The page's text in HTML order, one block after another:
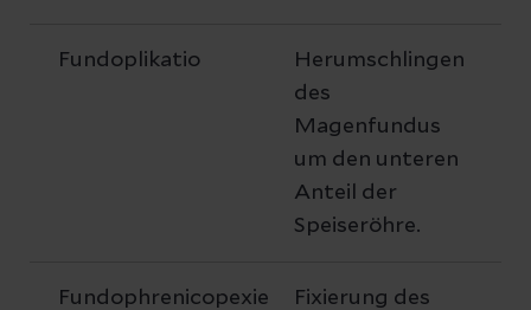
Fundoplikatio
Herumschlingen
des
Magenfundus
um den unteren
Anteil der
Speiseröhre.
Fundophrenicopexie
Fixierung des